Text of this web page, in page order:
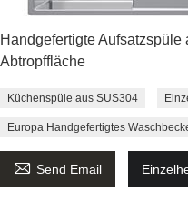
Handgefertigte
Abtropffläche
Küchenspüle aus SUS304
Europa Handgefertigtes
 Send Email